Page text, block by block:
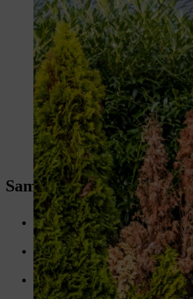
Samenvatting: Een gat in
Gaten kunnen zich om
ervoor zorgen dat er gaten ontstaan.
Kleine spleten kunnen eenvoudig
geschikte alternatieve planten
Coniferen lopen niet meer uit
grotere openingen moet een